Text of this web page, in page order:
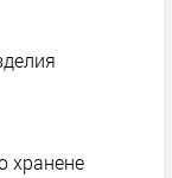
хранене